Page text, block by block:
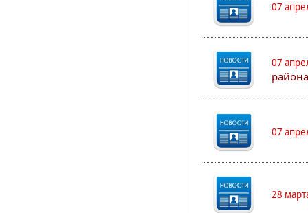
07
07
07
28